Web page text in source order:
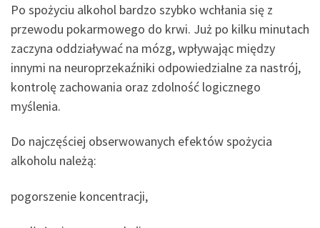
Po spożyciu alkohol bardzo szybko wchłania się z
przewodu pokarmowego do krwi. Już po kilku minutach
zaczyna oddziaływać na mózg, wpływając między
innymi na neuroprzekaźniki odpowiedzialne za nastrój,
kontrolę zachowania oraz zdolność logicznego
myślenia.
Do najczęściej obserwowanych efektów spożycia
alkoholu należą:
pogorszenie koncentracji,